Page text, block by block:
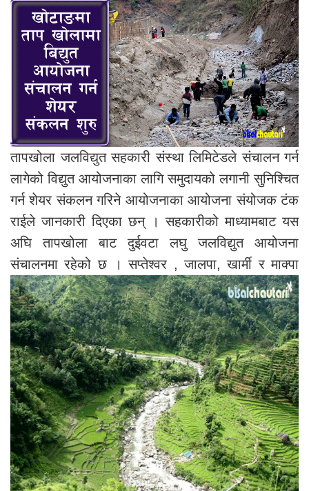
तापखोला जलविद्युत सहकारी संस्था लिमिटेडले संचालन गर्न
लागेको विद्युत आयोजनाका लागि समुदायको लगानी सुनिश्चित
गर्न शेयर संकलन गरिने आयोजनाका आयोजना संयोजक टंक
राईले जानकारी दिएका छन् । सहकारीको माध्यामबाट यस
अघि तापखोला बाट दुईवटा लघु जलविद्युत आयोजना
संचालनमा रहेको छ ।सप्तेश्वर , जालपा, खार्मी र माक्पा